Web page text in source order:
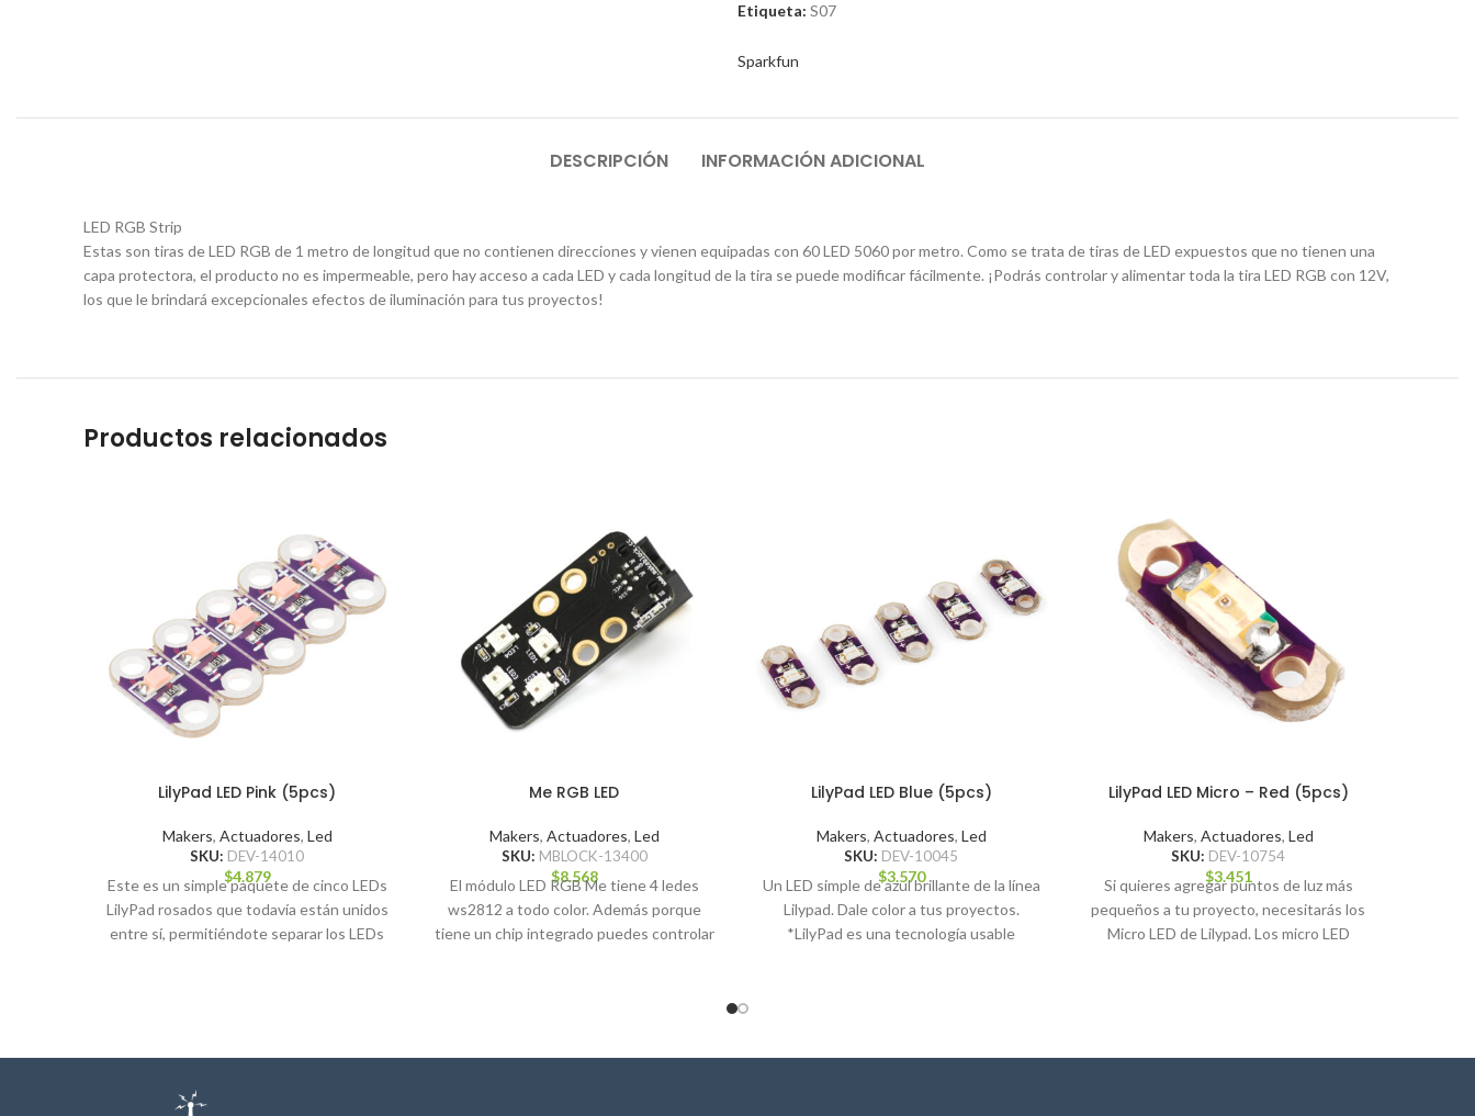
Etiqueta: S07
Sparkfun
DESCRIPCIÓN INFORMACIÓN ADICIONAL
LED RGB Strip
Estas son tiras de LED RGB de 1 metro de longitud que no contienen direcciones y vienen equipadas con 60 LED 5060 por metro. Como se trata de tiras de LED expuestos que no tienen una
capa protectora, el producto no es impermeable, pero hay acceso a cada LED y cada longitud de la tira se puede modificar fácilmente. ¡Podrás controlar y alimentar toda la tira LED RGB con 12V,
los que le brindará excepcionales efectos de iluminación para tus proyectos!
Productos relacionados
LilyPad LED Pink (5pcs)
Makers, Actuadores, Led
SKU: DEV-14010
$4.879
Este es un simple paquete de cinco LEDs
LilyPad rosados que todavía están unidos
entre sí, permitiéndote separar los LEDs
Me RGB LED
Makers, Actuadores, Led
SKU: MBLOCK-13400
$8.568
El módulo LED RGB Me tiene 4 ledes
ws2812 a todo color. Además porque
tiene un chip integrado puedes controlar
LilyPad LED Blue (5pcs)
Makers, Actuadores, Led
SKU: DEV-10045
$3.570
Un LED simple de azul brillante de la línea
Lilypad. Dale color a tus proyectos.
*LilyPad es una tecnología usable
LilyPad LED Micro – Red (5pcs)
Makers, Actuadores, Led
SKU: DEV-10754
$3.451
Si quieres agregar puntos de luz más
pequeños a tu proyecto, necesitarás los
Micro LED de Lilypad. Los micro LED